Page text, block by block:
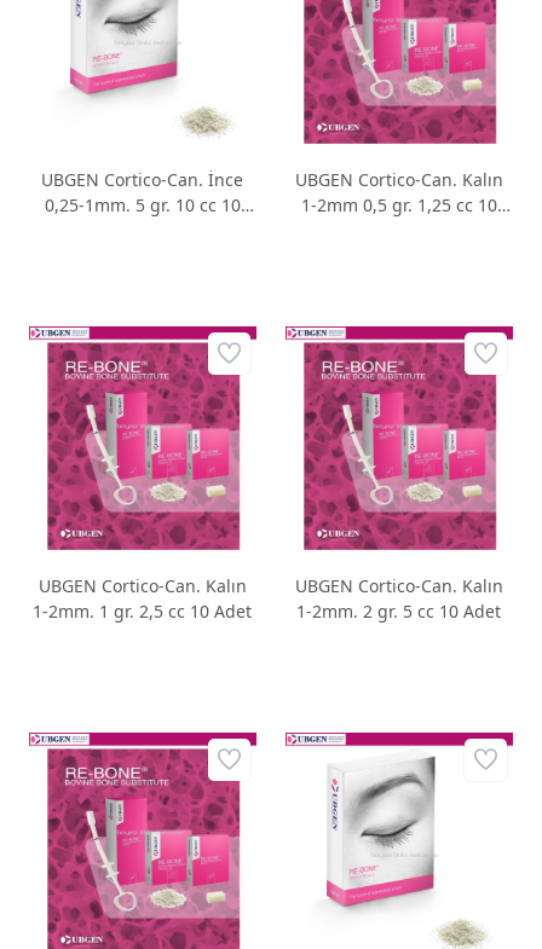
UBGEN Cortico-Can. İnce
0,25-1mm. 5 gr. 10 cc 10
UBGEN Cortico-Can. Kalın
1-2mm 0,5 gr. 1,25 cc 10
UBGEN Cortico-Can. Kalın
1-2mm. 1 gr. 2,5 cc 10 Adet
UBGEN Cortico-Can. Kalın
1-2mm. 2 gr. 5 cc 10 Adet